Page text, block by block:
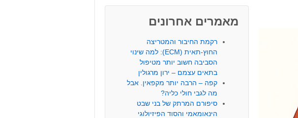
מאמרים אחרונים
רקמת החיבור והמטריצה
החוץ-תאית (ECM): למה שינוי
הסביבה חשוב יותר מטיפול
בתאים עצמם – ירון מרגולין
קפה – הרבה יותר מקפאין. אבל
מה לגבי חולי כליה?
סיפורם המרתק של בני שבט
הינאומאמי והסוד הפיזיולוגי